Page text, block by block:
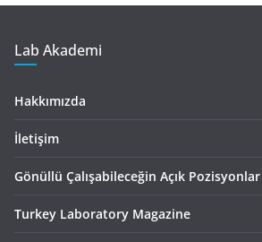
Lab Akademi
Hakkımızda
İletişim
Gönüllü Çalışabileceğin Açık Pozisyonlar
Turkey Laboratory Magazine